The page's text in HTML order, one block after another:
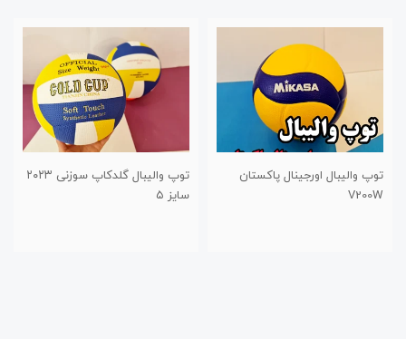
سایز ۵
توپ بسکتبال ویلسون WTB0533
سایز ۶